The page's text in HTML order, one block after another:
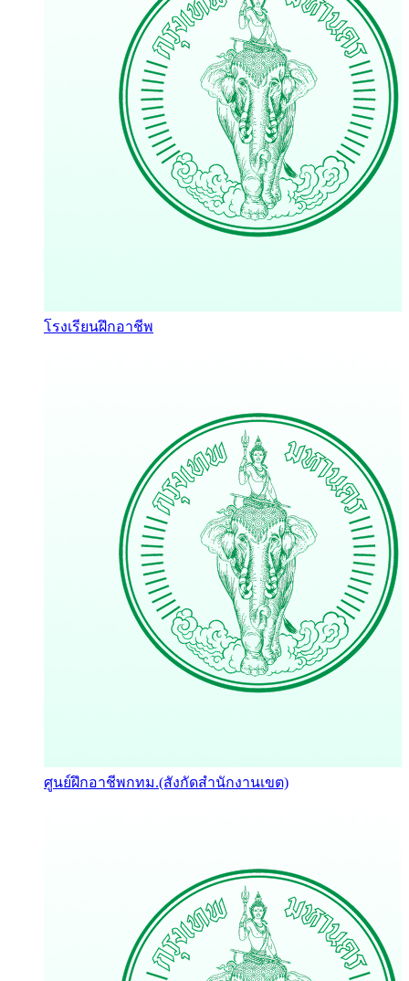
โรงเรียนฝึกอาชีพ
ศูนย์ฝึกอาชีพกทม.(สังกัดสำนักงานเขต)